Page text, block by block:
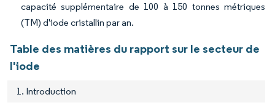
capacité supplémentaire de 100 à 150 tonnes métriques
(TM) d'iode cristallin par an.
Table des matières du rapport sur le secteur de
l'iode
1. Introduction